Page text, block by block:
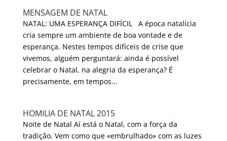
MENSAGEM DE NATAL
NATAL: UMA ESPERANÇA DIFÍCIL A época natalícia
cria sempre um ambiente de boa vontade e de
esperança. Nestes tempos difíceis de crise que
vivemos, alguém perguntará: ainda é possível
celebrar o Natal, na alegria da esperança? É
precisamente, em tempos...
HOMILIA DE NATAL 2015
Noite de Natal Aí está o Natal, com a força da
tradição. Vem como que «embrulhado» com as luzes